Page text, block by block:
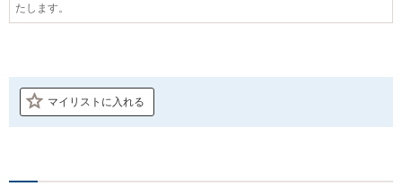
たします。
マイリストに入れる